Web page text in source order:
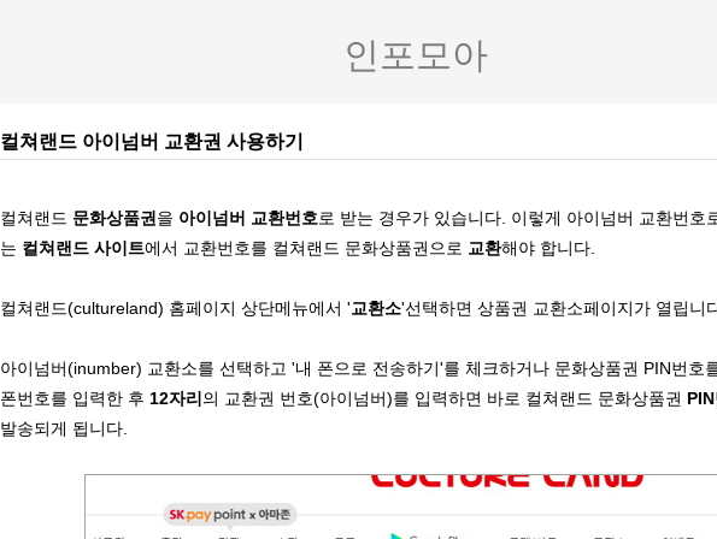
인포모아
컬쳐랜드 아이넘버 교환권 사용하기
컬쳐랜드 문화상품권 을 아이넘버 교환번호로 받는 경우가 있습니다. 이렇게 아이넘버 교환번호
는 컬쳐랜드 사이트에서 교환번호를 컬쳐랜드 문화상품권으로 교환해야 합니다.
컬쳐랜드(cultureland) 홈페이지 상단메뉴에서 '교환소'선택하면 상품권 교환소페이지가 열립니
아이넘버(inumber) 교환소를 선택하고 '내 폰으로 전송하기'를 체크하거나 문화상품권 PIN번호
폰번호를 입력한 후 12자리 의 교환권 번호(아이넘버)를 입력하면 바로 컬쳐랜드 문화상품권
발송되게 됩니다.